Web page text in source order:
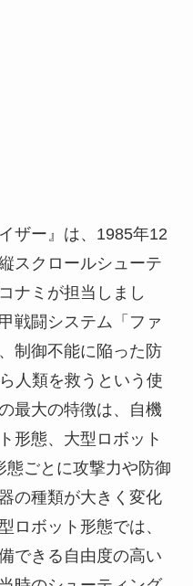
ザー』は、1985年12
スクロールシューテ
ナミが担当しまし
戦闘システム「ファ
制御不能に陥った防
人類を救うという使
最大の特徴は、自機
形態、大型ロボット
態ごとに攻撃力や防御
の種類が大きく変化
ロボット形態では、
できる自由度の高い